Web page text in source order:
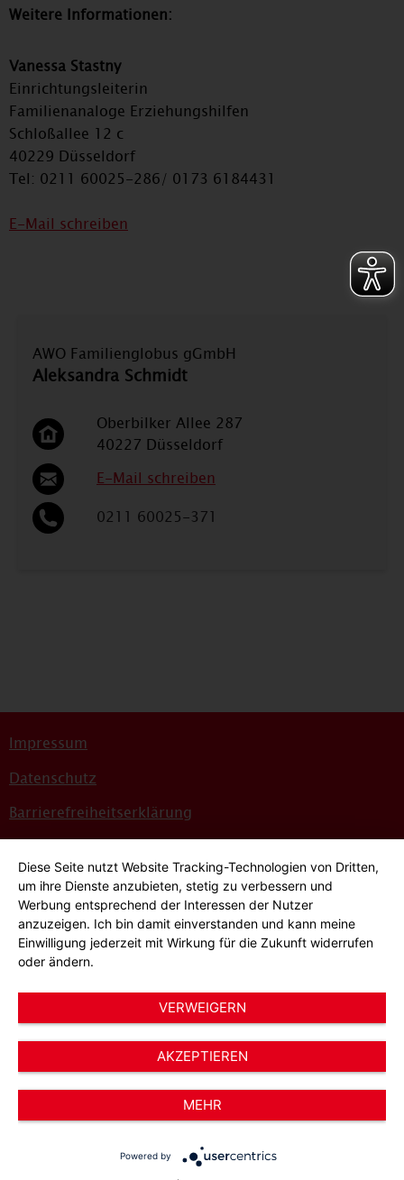
Weitere Informationen:
Vanessa Stastny
Einrichtungsleiterin
Familienanaloge Erziehungshilfen
Schloßallee 12 c
40229 Düsseldorf
Tel: 0211 60025-286/ 0173 6184431
E-Mail schreiben
AWO Familienglobus gGmbH
Aleksandra Schmidt
Oberbilker Allee 287
40227 Düsseldorf
E-Mail schreiben
0211 60025-371
Impressum
Datenschutz
Barrierefreiheitserklärung
Bildnachweise
Hinweisgeber*innensystem
Cookie-Einstellungen
© 2026 AWO Düsseldorf – Arbeiterwohlfahrt e.V.
Diese Seite nutzt Website Tracking-Technologien von Dritten,
um ihre Dienste anzubieten, stetig zu verbessern und
Werbung entsprechend der Interessen der Nutzer
anzuzeigen. Ich bin damit einverstanden und kann meine
Einwilligung jederzeit mit Wirkung für die Zukunft widerrufen
oder ändern.
VERWEIGERN
AKZEPTIEREN
MEHR
Powered by